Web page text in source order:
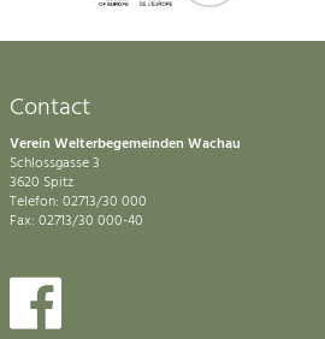
Contact
Verein Welterbegemeinden Wachau
Schlossgasse 3
3620 Spitz
Telefon: 02713/30 000
Fax: 02713/30 000-40